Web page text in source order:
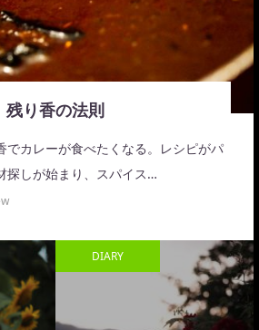
残り香の法則
でカレーが食べたくなる。レシピがパ
探しが始まり、スパイス…
DIARY